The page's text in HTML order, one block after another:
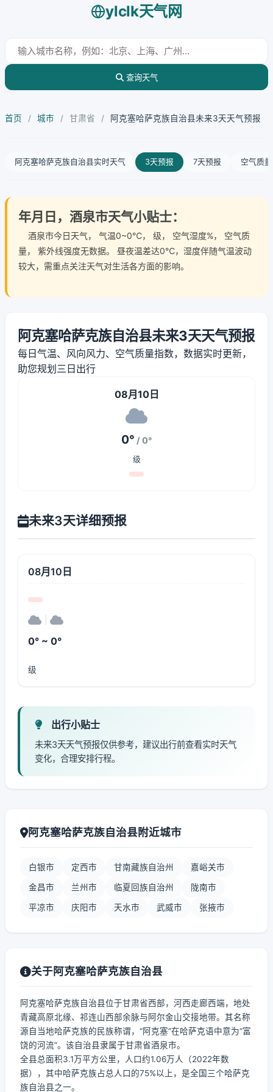
ylclk天气网
查询天气
首页 / 城市 / 甘肃省 / 阿克塞哈萨克族自治县未来3天天气预报
阿克塞哈萨克族自治县实时天气 3天预报 7天预报 空气质量
年月日，酒泉市天气小贴士：
酒泉市今日天气， 气温0~0℃， 级， 空气湿度%， 空气质
量， 紫外线强度无数据。 昼夜温差达0℃，湿度伴随气温波动
较大，需重点关注天气对生活各方面的影响。
阿克塞哈萨克族自治县未来3天天气预报
每日气温、风向风力、空气质量指数，数据实时更新，
助您规划三日出行
08月10日
0° / 0°
级
未来3天详细预报
08月10日
0° ~ 0°
级
出行小贴士
未来3天天气预报仅供参考，建议出行前查看实时天气
变化，合理安排行程。
阿克塞哈萨克族自治县附近城市
白银市 定西市 甘南藏族自治州 嘉峪关市
金昌市 兰州市 临夏回族自治州 陇南市
平凉市 庆阳市 天水市 武威市 张掖市
关于阿克塞哈萨克族自治县
阿克塞哈萨克族自治县位于甘肃省西部，河西走廊西端，地处
青藏高原北缘、祁连山西部余脉与阿尔金山交接地带。其名称
源自当地哈萨克族的民族称谓，“阿克塞”在哈萨克语中意为“富
饶的河流”。该自治县隶属于甘肃省酒泉市。
全县总面积3.1万平方公里，人口约1.06万人（2022年数
据），其中哈萨克族占总人口的75%以上，是全国三个哈萨克
族自治县之一。